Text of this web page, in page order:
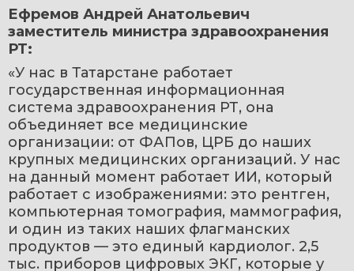
Ефремов Андрей Анатольевич
заместитель министра здравоохранения
РТ:
«У нас в Татарстане работает
государственная информационная
система здравоохранения РТ, она
объединяет все медицинские
организации: от ФАПов, ЦРБ до наших
крупных медицинских организаций. У нас
на данный момент работает ИИ, который
работает с изображениями: это рентген,
компьютерная томография, маммография,
и один из таких наших флагманских
продуктов — это единый кардиолог. 2,5
тыс. приборов цифровых ЭКГ, которые у